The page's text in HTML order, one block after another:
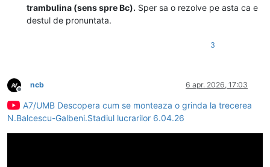
trambulina (sens spre Bc). Sper sa o rezolve pe asta ca e
destul de pronuntata.
3
Deconectat
ncb 6 apr. 2026, 17:03
A7/UMB Descopera cum se monteaza o grinda la trecerea
N.Balcescu-Galbeni.Stadiul lucrarilor 6.04.26